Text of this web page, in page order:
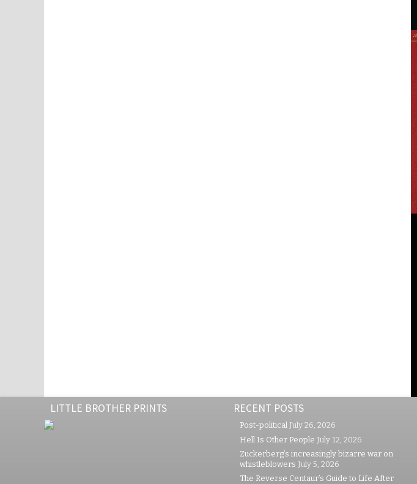
LITTLE BROTHER PRINTS RECENT POSTS
Post-political July 26, 2026
Hell Is Other People July 12, 2026
Zuckerberg’s increasingly bizarre war on
whistleblowers July 5, 2026
The Reverse Centaur’s Guide to Life After